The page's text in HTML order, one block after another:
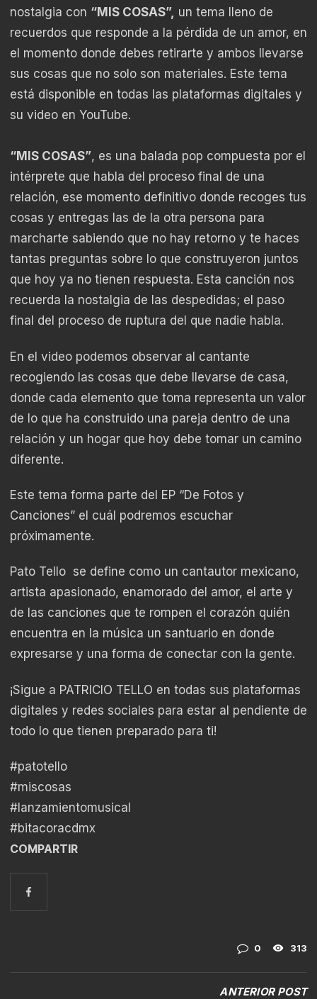
nostalgia con “MIS COSAS”, un tema lleno de
recuerdos que responde a la pérdida de un amor, en
el momento donde debes retirarte y ambos llevarse
sus cosas que no solo son materiales. Este tema
está disponible en todas las plataformas digitales y
su video en YouTube.
“MIS COSAS”, es una balada pop compuesta por el
intérprete que habla del proceso final de una
relación, ese momento definitivo donde recoges tus
cosas y entregas las de la otra persona para
marcharte sabiendo que no hay retorno y te haces
tantas preguntas sobre lo que construyeron juntos
que hoy ya no tienen respuesta. Esta canción nos
recuerda la nostalgia de las despedidas; el paso
final del proceso de ruptura del que nadie habla.
En el video podemos observar al cantante
recogiendo las cosas que debe llevarse de casa,
donde cada elemento que toma representa un valor
de lo que ha construido una pareja dentro de una
relación y un hogar que hoy debe tomar un camino
diferente.
Este tema forma parte del EP “De Fotos y
Canciones” el cuál podremos escuchar
próximamente.
Pato Tello se define como un cantautor mexicano,
artista apasionado, enamorado del amor, el arte y
de las canciones que te rompen el corazón quién
encuentra en la música un santuario en donde
expresarse y una forma de conectar con la gente.
¡Sigue a PATRICIO TELLO en todas sus plataformas
digitales y redes sociales para estar al pendiente de
todo lo que tienen preparado para ti!
#patotello
#miscosas
#lanzamientomusical
#bitacoracdmx
COMPARTIR
0 313
ANTERIOR POST